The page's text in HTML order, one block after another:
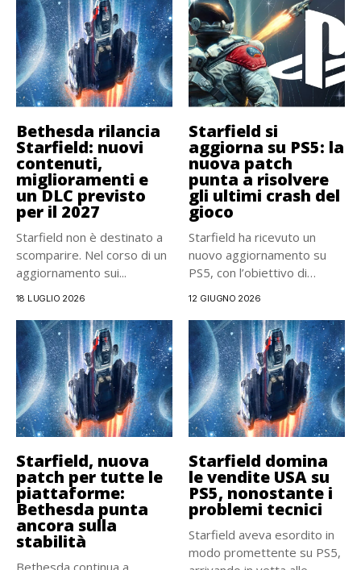
Bethesda rilancia
Starfield: nuovi
contenuti,
miglioramenti e
un DLC previsto
per il 2027
Starfield non è destinato a
scomparire. Nel corso di un
aggiornamento sui...
18 LUGLIO 2026
Starfield si
aggiorna su PS5: la
nuova patch
punta a risolvere
gli ultimi crash del
gioco
Starfield ha ricevuto un
nuovo aggiornamento su
PS5, con l’obiettivo di
12 GIUGNO 2026
Starfield, nuova
patch per tutte le
piattaforme:
Bethesda punta
ancora sulla
stabilità
Bethesda continua a
Starfield domina
le vendite USA su
PS5, nonostante i
problemi tecnici
Starfield aveva esordito in
modo promettente su PS5,